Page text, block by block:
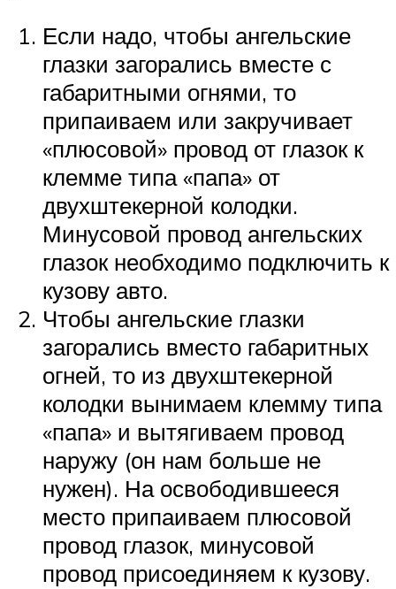
Если надо, чтобы ангельские
глазки загорались вместе с
габаритными огнями, то
припаиваем или закручивает
«плюсовой» провод от глазок к
клемме типа «папа» от
двухштекерной колодки.
Минусовой провод ангельских
глазок необходимо подключить к
кузову авто.
Чтобы ангельские глазки
загорались вместо габаритных
огней, то из двухштекерной
колодки вынимаем клемму типа
«папа» и вытягиваем провод
наружу (он нам больше не
нужен). На освободившееся
место припаиваем плюсовой
провод глазок, минусовой
провод присоединяем к кузову.